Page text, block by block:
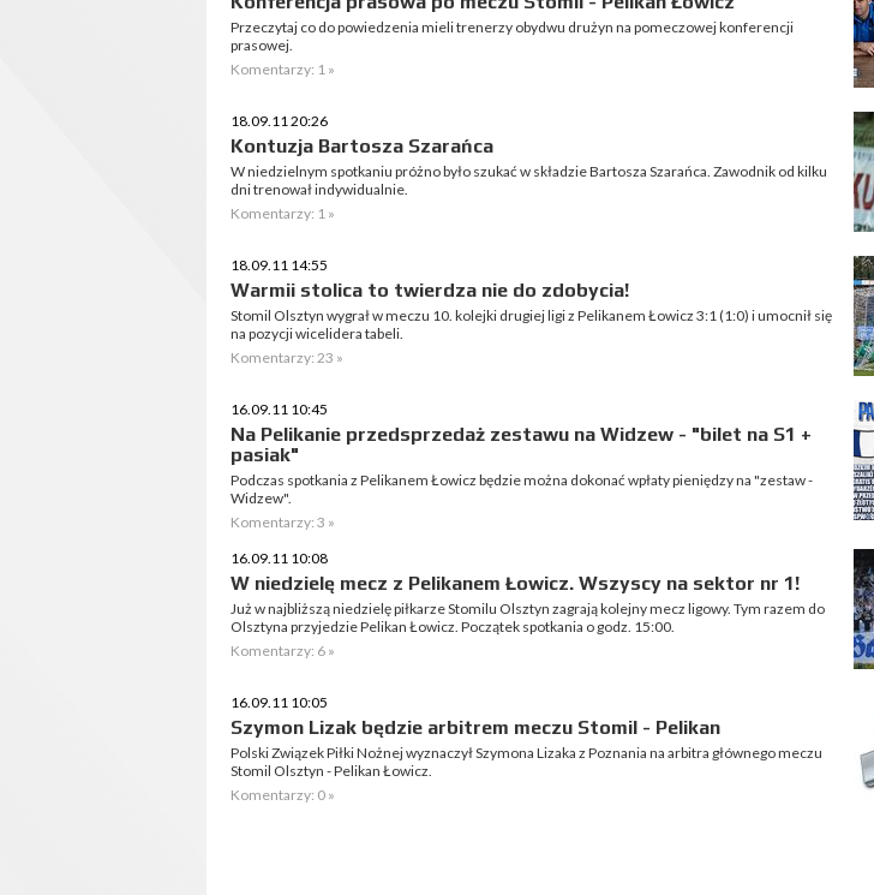
Przeczytaj co do powiedzenia mieli trenerzy obydwu drużyn na pomeczowej konferencji
prasowej.
Komentarzy: 1 »
18.09.11 20:26
Kontuzja Bartosza Szarańca
W niedzielnym spotkaniu próżno było szukać w składzie Bartosza Szarańca. Zawodnik od kilku
dni trenował indywidualnie.
Komentarzy: 1 »
18.09.11 14:55
Warmii stolica to twierdza nie do zdobycia!
Stomil Olsztyn wygrał w meczu 10. kolejki drugiej ligi z Pelikanem Łowicz 3:1 (1:0) i umocnił się
na pozycji wicelidera tabeli.
Komentarzy: 23 »
16.09.11 10:45
Na Pelikanie przedsprzedaż zestawu na Widzew - "bilet na S1 +
pasiak"
Podczas spotkania z Pelikanem Łowicz będzie można dokonać wpłaty pieniędzy na "zestaw -
Widzew".
Komentarzy: 3 »
16.09.11 10:08
W niedzielę mecz z Pelikanem Łowicz. Wszyscy na sektor nr 1!
Już w najbliższą niedzielę piłkarze Stomilu Olsztyn zagrają kolejny mecz ligowy. Tym razem do
Olsztyna przyjedzie Pelikan Łowicz. Początek spotkania o godz. 15:00.
Komentarzy: 6 »
16.09.11 10:05
Szymon Lizak będzie arbitrem meczu Stomil - Pelikan
Polski Związek Piłki Nożnej wyznaczył Szymona Lizaka z Poznania na arbitra głównego meczu
Stomil Olsztyn - Pelikan Łowicz.
Komentarzy: 0 »